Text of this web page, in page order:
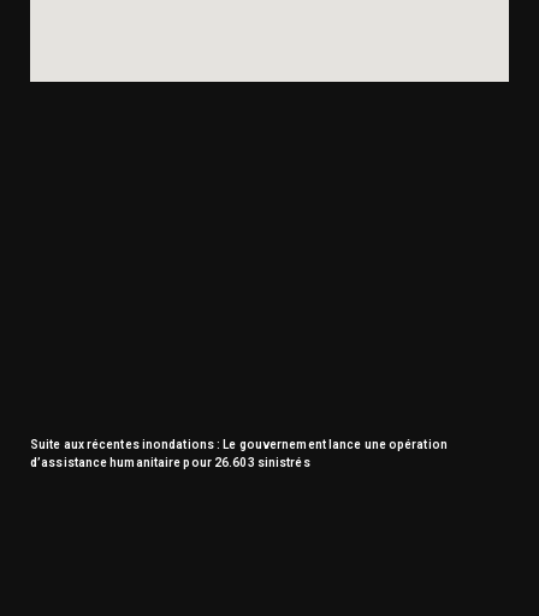
Suite aux récentes inondations : Le gouvernement lance une opération
d’assistance humanitaire pour 26.603 sinistrés